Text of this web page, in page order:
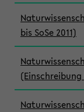
bis SoSe 2011)
(Einschreibung